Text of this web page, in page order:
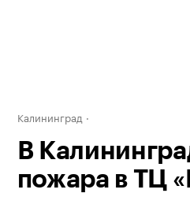
Калининград
В
пожара в ТЦ